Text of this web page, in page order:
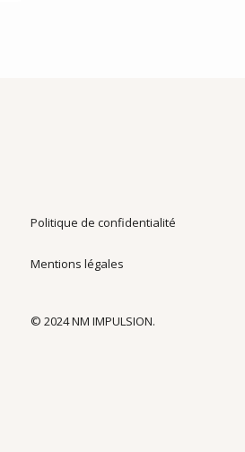
Politique de confidentialité
Mentions légales
© 2024 NM IMPULSION.